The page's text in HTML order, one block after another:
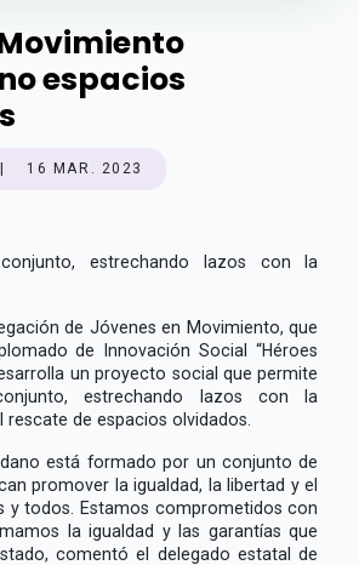
espacios
16 MAR. 2023
estrechando lazos con la
de Jóvenes en Movimiento, que
de Innovación Social “Héroes
un proyecto social que permite
estrechando lazos con la
de espacios olvidados.
está formado por un conjunto de
promover la igualdad, la libertad y el
y todos. Estamos comprometidos con
la igualdad y las garantías que
comentó el delegado estatal de